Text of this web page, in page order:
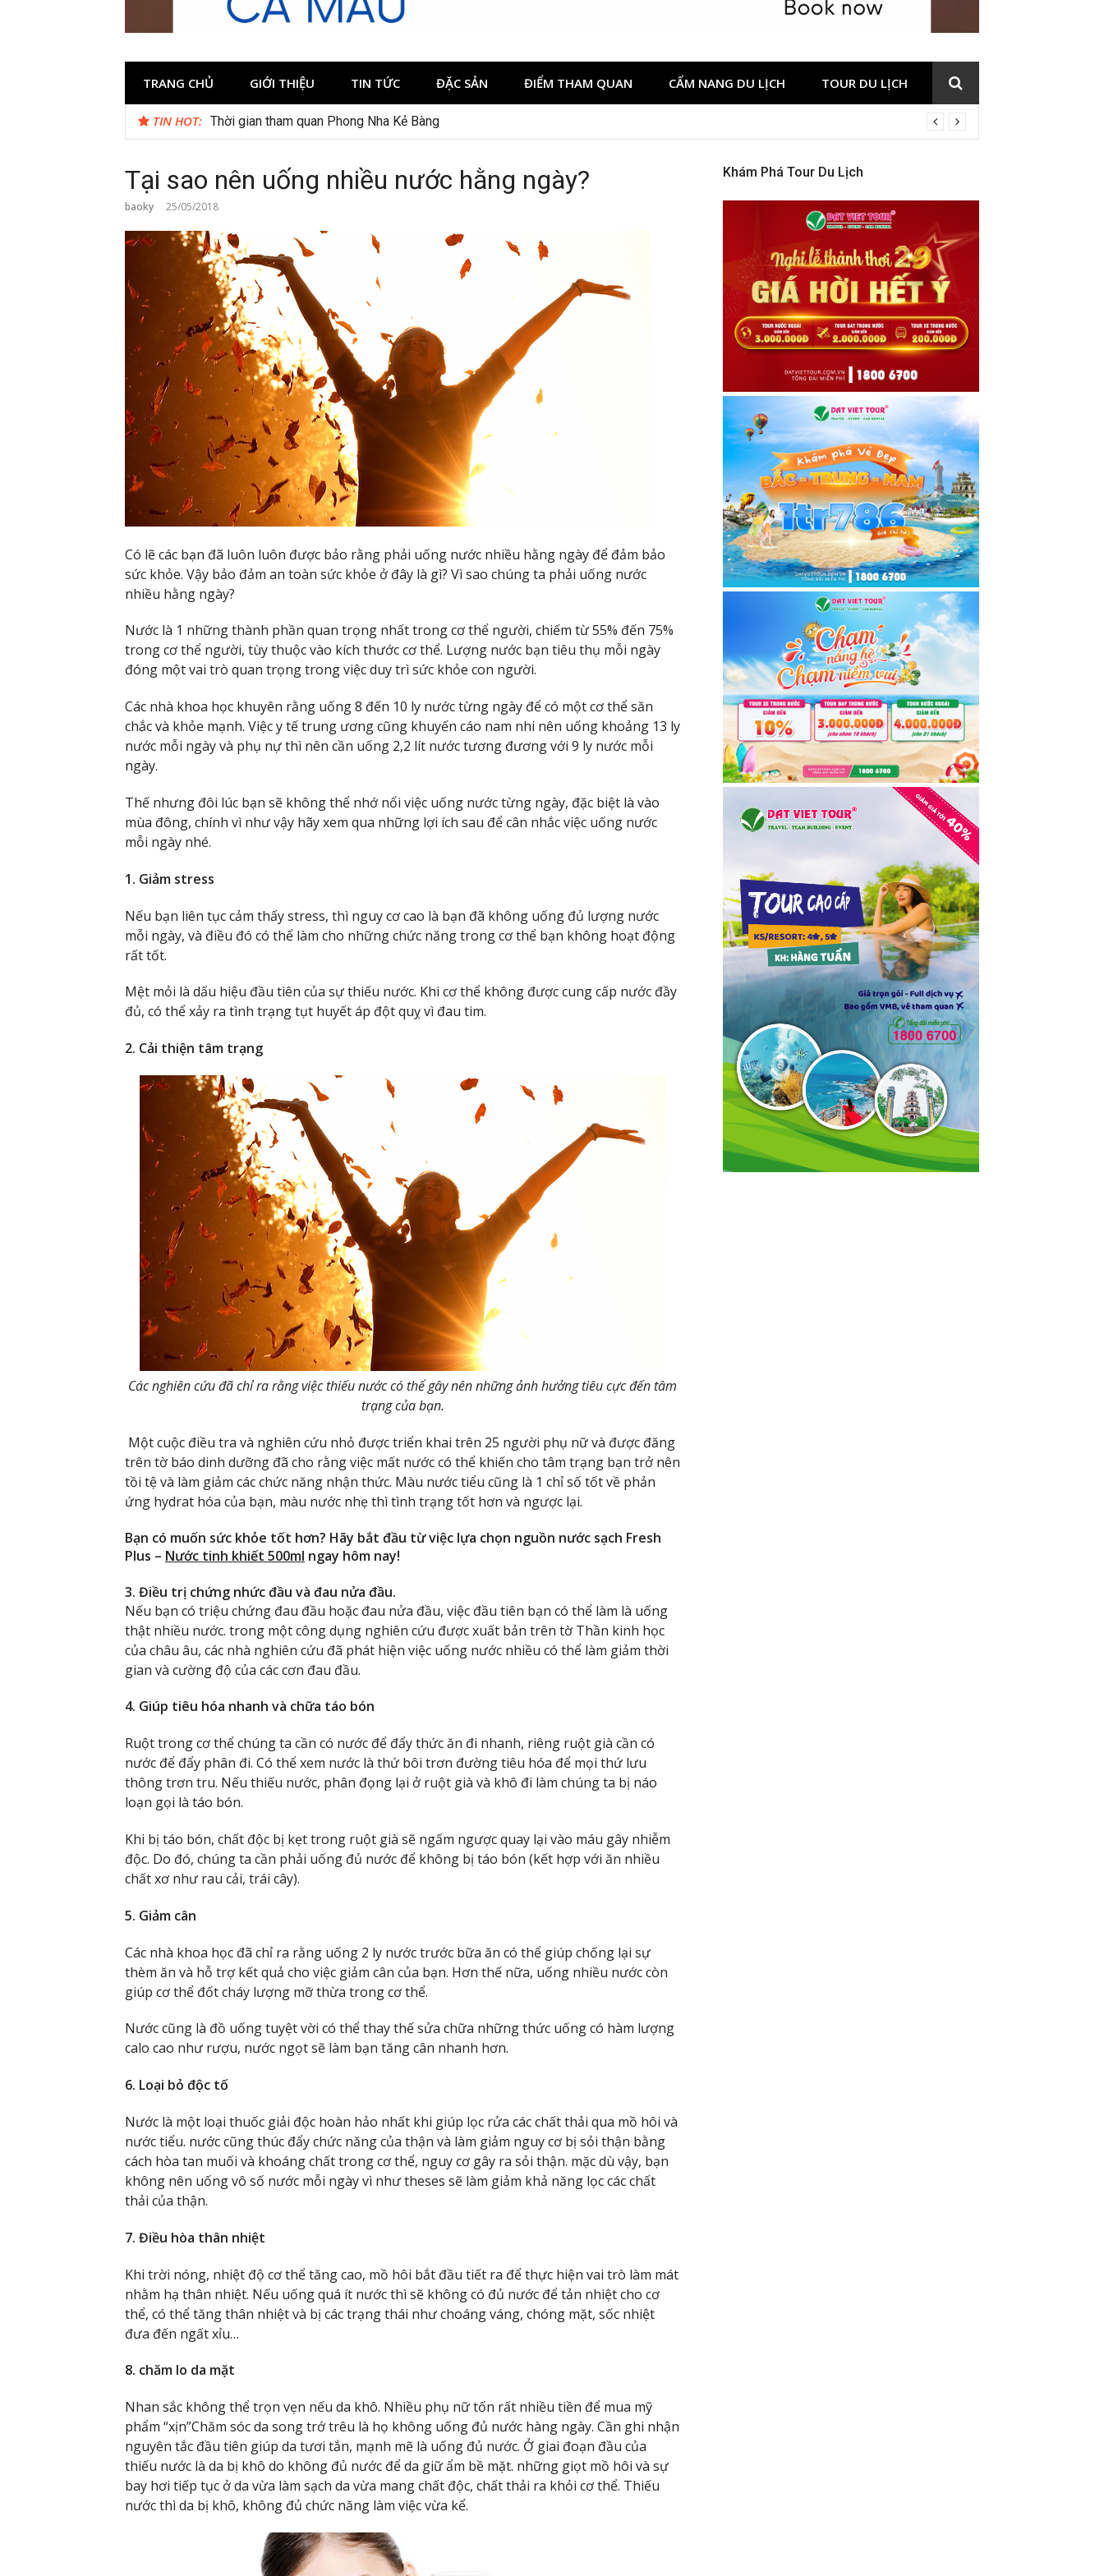
TRANG CHỦ GIỚI THIỆU TIN TỨC ĐẶC SẢN ĐIỂM THAM QUAN CẨM NANG DU LỊCH TOUR DU LỊCH
TIN HOT: Thời gian tham quan Phong Nha Kẻ Bàng
Tại sao nên uống nhiều nước hằng ngày?
baoky 25/05/2018
Có lẽ các bạn đã luôn luôn được bảo rằng phải uống nước nhiều hằng ngày để đảm bảo
sức khỏe. Vậy bảo đảm an toàn sức khỏe ở đây là gì? Vì sao chúng ta phải uống nước
nhiều hằng ngày?
Nước là 1 những thành phần quan trọng nhất trong cơ thể người, chiếm từ 55% đến 75%
trong cơ thể người, tùy thuộc vào kích thước cơ thể. Lượng nước bạn tiêu thụ mỗi ngày
đóng một vai trò quan trọng trong việc duy trì sức khỏe con người.
Các nhà khoa học khuyên rằng uống 8 đến 10 ly nước từng ngày để có một cơ thể săn
chắc và khỏe mạnh. Việc y tế trung ương cũng khuyến cáo nam nhi nên uống khoảng 13 ly
nước mỗi ngày và phụ nự thì nên cần uống 2,2 lít nước tương đương với 9 ly nước mỗi
ngày.
Thế nhưng đôi lúc bạn sẽ không thể nhớ nổi việc uống nước từng ngày, đặc biệt là vào
mùa đông, chính vì như vậy hãy xem qua những lợi ích sau để cân nhắc việc uống nước
mỗi ngày nhé.
1. Giảm stress
Nếu bạn liên tục cảm thấy stress, thì nguy cơ cao là bạn đã không uống đủ lượng nước
mỗi ngày, và điều đó có thể làm cho những chức năng trong cơ thể bạn không hoạt động
rất tốt.
Mệt mỏi là dấu hiệu đầu tiên của sự thiếu nước. Khi cơ thể không được cung cấp nước đầy
đủ, có thể xảy ra tình trạng tụt huyết áp đột quỵ vì đau tim.
2. Cải thiện tâm trạng
Các nghiên cứu đã chỉ ra rằng việc thiếu nước có thể gây nên những ảnh hưởng tiêu cực đến tâm
trạng của bạn.
Một cuộc điều tra và nghiên cứu nhỏ được triển khai trên 25 người phụ nữ và được đăng
trên tờ báo dinh dưỡng đã cho rằng việc mất nước có thể khiến cho tâm trạng bạn trở nên
tồi tệ và làm giảm các chức năng nhận thức. Màu nước tiểu cũng là 1 chỉ số tốt về phản
ứng hydrat hóa của bạn, màu nước nhẹ thì tình trạng tốt hơn và ngược lại.
Bạn có muốn sức khỏe tốt hơn? Hãy bắt đầu từ việc lựa chọn nguồn nước sạch Fresh
Plus – Nước tinh khiết 500ml ngay hôm nay!
3. Điều trị chứng nhức đầu và đau nửa đầu.
Nếu bạn có triệu chứng đau đầu hoặc đau nửa đầu, việc đầu tiên bạn có thể làm là uống
thật nhiều nước. trong một công dụng nghiên cứu được xuất bản trên tờ Thần kinh học
của châu âu, các nhà nghiên cứu đã phát hiện việc uống nước nhiều có thể làm giảm thời
gian và cường độ của các cơn đau đầu.
4. Giúp tiêu hóa nhanh và chữa táo bón
Ruột trong cơ thể chúng ta cần có nước để đẩy thức ăn đi nhanh, riêng ruột già cần có
nước để đẩy phân đi. Có thể xem nước là thứ bôi trơn đường tiêu hóa để mọi thứ lưu
thông trơn tru. Nếu thiếu nước, phân đọng lại ở ruột già và khô đi làm chúng ta bị náo
loạn gọi là táo bón.
Khi bị táo bón, chất độc bị kẹt trong ruột già sẽ ngấm ngược quay lại vào máu gây nhiễm
độc. Do đó, chúng ta cần phải uống đủ nước để không bị táo bón (kết hợp với ăn nhiều
chất xơ như rau cải, trái cây).
5. Giảm cân
Các nhà khoa học đã chỉ ra rằng uống 2 ly nước trước bữa ăn có thể giúp chống lại sự
thèm ăn và hỗ trợ kết quả cho việc giảm cân của bạn. Hơn thế nữa, uống nhiều nước còn
giúp cơ thể đốt cháy lượng mỡ thừa trong cơ thể.
Nước cũng là đồ uống tuyệt vời có thể thay thế sửa chữa những thức uống có hàm lượng
calo cao như rượu, nước ngọt sẽ làm bạn tăng cân nhanh hơn.
6. Loại bỏ độc tố
Nước là một loại thuốc giải độc hoàn hảo nhất khi giúp lọc rửa các chất thải qua mồ hôi và
nước tiểu. nước cũng thúc đẩy chức năng của thận và làm giảm nguy cơ bị sỏi thận bằng
cách hòa tan muối và khoáng chất trong cơ thể, nguy cơ gây ra sỏi thận. mặc dù vậy, bạn
không nên uống vô số nước mỗi ngày vì như theses sẽ làm giảm khả năng lọc các chất
thải của thận.
7. Điều hòa thân nhiệt
Khi trời nóng, nhiệt độ cơ thể tăng cao, mồ hôi bắt đầu tiết ra để thực hiện vai trò làm mát
nhằm hạ thân nhiệt. Nếu uống quá ít nước thì sẽ không có đủ nước để tản nhiệt cho cơ
thể, có thể tăng thân nhiệt và bị các trạng thái như choáng váng, chóng mặt, sốc nhiệt
đưa đến ngất xỉu…
8. chăm lo da mặt
Nhan sắc không thể trọn vẹn nếu da khô. Nhiều phụ nữ tốn rất nhiều tiền để mua mỹ
phẩm “xịn”Chăm sóc da song trớ trêu là họ không uống đủ nước hàng ngày. Cần ghi nhận
nguyên tắc đầu tiên giúp da tươi tắn, mạnh mẽ là uống đủ nước. Ở giai đoạn đầu của
thiếu nước là da bị khô do không đủ nước để da giữ ẩm bề mặt. những giọt mồ hôi và sự
bay hơi tiếp tục ở da vừa làm sạch da vừa mang chất độc, chất thải ra khỏi cơ thể. Thiếu
nước thì da bị khô, không đủ chức năng làm việc vừa kể.
Khám Phá Tour Du Lịch